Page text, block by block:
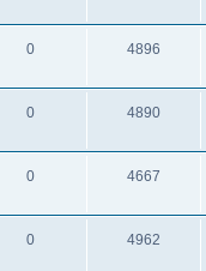
0 4896
0 4890
0 4667
0 4962